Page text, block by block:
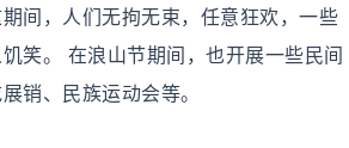
间，人们无拘无束，任意狂欢，一些
笑。 在浪山节期间，也开展一些民间
销、民族运动会等。